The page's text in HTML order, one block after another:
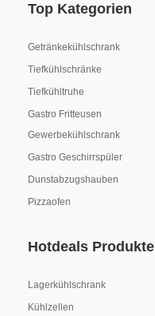
Top Kategorien
Getränkekühlschrank
Tiefkühlschränke
Tiefkühltruhe
Gastro Fritteusen
Gewerbekühlschrank
Gastro Geschirrspüler
Dunstabzugshauben
Pizzaofen
Hotdeals Produkte
Lagerkühlschrank
Kühlzellen